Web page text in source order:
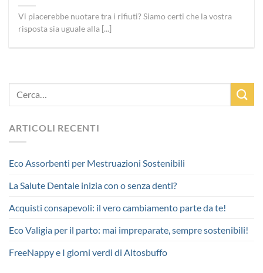
ARTICOLI RECENTI
Eco Assorbenti per Mestruazioni Sostenibili
La Salute Dentale inizia con o senza denti?
Acquisti consapevoli: il vero cambiamento parte da te!
Eco Valigia per il parto: mai impreparate, sempre sostenibili!
FreeNappy e I giorni verdi di Altosbuffo
Vi piacerebbe nuotare tra i rifiuti? Siamo certi che la vostra
risposta sia uguale alla [...]